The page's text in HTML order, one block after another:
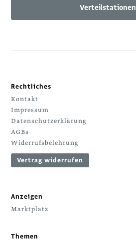
Verteilstationen
Rechtliches
Kontakt
Impressum
Datenschutzerklärung
AGBs
Widerrufsbelehrung
Vertrag widerrufen
Anzeigen
Marktplatz
Themen